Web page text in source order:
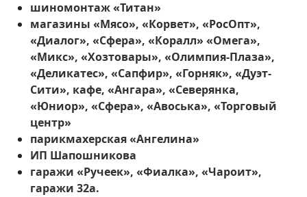
шиномонтаж «Титан»
магазины «Мясо», «Корвет», «РосОпт»,
«Диалог», «Сфера», «Коралл» «Омега»,
«Микс», «Хозтовары», «Олимпия-Плаза»,
«Деликатес», «Сапфир», «Горняк», «Дуэт-
Сити», кафе, «Ангара», «Северянка,
«Юниор», «Сфера», «Авоська», «Торговый
центр»
парикмахерская «Ангелина»
ИП Шапошникова
гаражи «Ручеек», «Фиалка», «Чароит»,
гаражи 32а.